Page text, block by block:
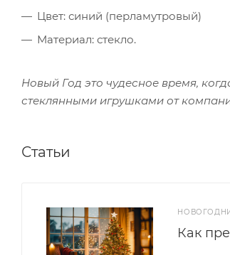
Цвет: синий (перламутровый)
Материал: стекло.
Новый Год это чудесное время,
стеклянными игрушками от
Статьи
Как